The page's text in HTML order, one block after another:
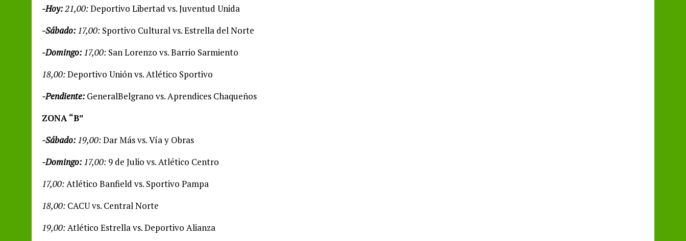
-Hoy:21,00:Deportivo Libertad vs. Juventud Unida
-Sábado: 17,00: Sportivo Cultural vs. Estrella del Norte
-Domingo: 17,00: San Lorenzo vs. Barrio Sarmiento
18,00:Deportivo Unión vs. Atlético Sportivo
-Pendiente:GeneralBelgrano vs. Aprendices Chaqueños
ZONA “B”
-Sábado: 19,00:Dar Más vs. Vía y Obras
-Domingo: 17,00: 9 de Julio vs. Atlético Centro
17,00:Atlético Banfield vs. Sportivo Pampa
18,00: CACU vs. Central Norte
19,00:Atlético Estrella vs. Deportivo Alianza